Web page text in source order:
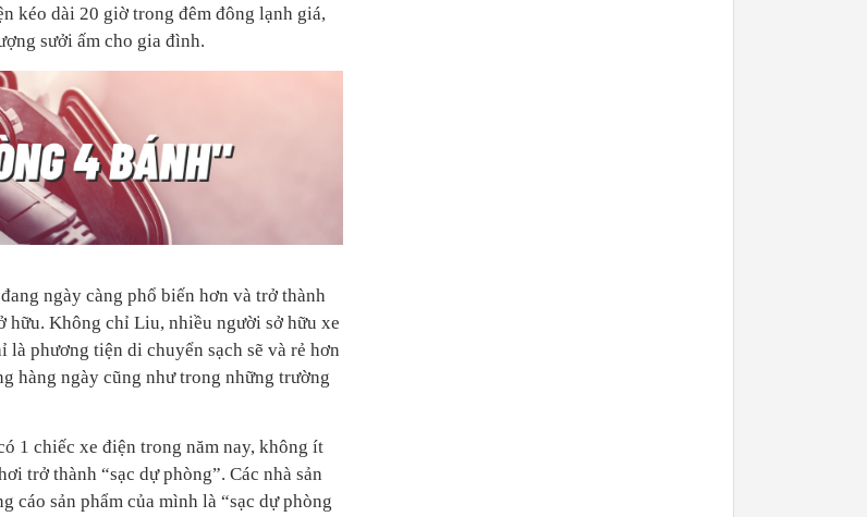
kéo dài 20 giờ trong đêm đông lạnh giá,
sưởi ấm cho gia đình.
ngày càng phổ biến hơn và trở thành
hữu. Không chỉ Liu, nhiều người sở hữu xe
phương tiện di chuyển sạch sẽ và rẻ hơn
hàng ngày cũng như trong những trường
1 chiếc xe điện trong năm nay, không ít
trở thành “sạc dự phòng”. Các nhà sản
cáo sản phẩm của mình là “sạc dự phòng